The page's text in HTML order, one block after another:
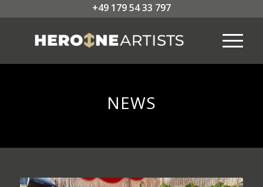
+49 179 54 33 797
NEWS